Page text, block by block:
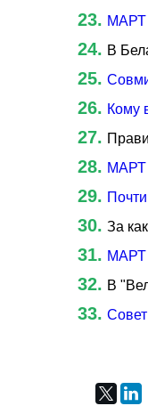
МАРТ
В
Кому
МАРТ
За
МАРТ
В